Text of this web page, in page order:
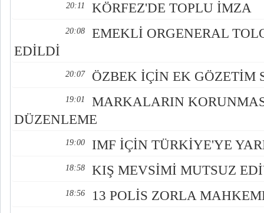
20:11 KÖRFEZ'DE TOPLU İMZA
20:08
EMEKLİ ORGENERAL
EDİLDİ
20:07 ÖZBEK İÇİN EK GÖZETİM
19:01
MARKALARIN
DÜZENLEME
19:00 IMF İÇİN TÜRKİYE'YE
18:58 KIŞ MEVSİMİ MUTSUZ
18:56 13 POLİS ZORLA